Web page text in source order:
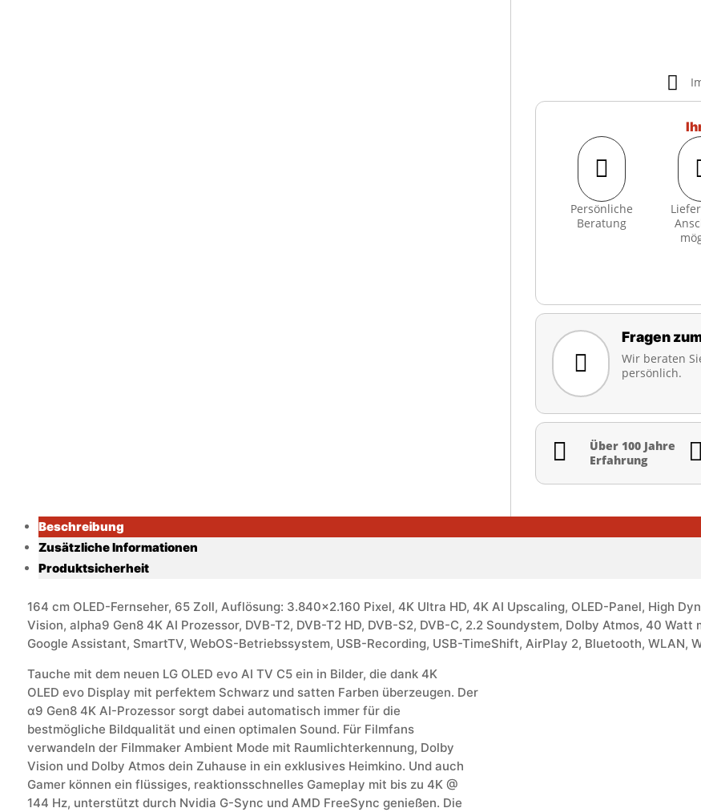


Persönliche
Beratung

Fragen
Wir beraten
persönlich.

Über 100 Jahre
Erfahrung

Beschreibung
Zusätzliche Informationen
Produktsicherheit
164 cm OLED-Fernseher, 65 Zoll, Auflösung: 3.840x2.160 Pixel, 4K Ultra HD, 4K AI Upscaling, OLED-Panel, High
Vision, alpha9 Gen8 4K AI Prozessor, DVB-T2, DVB-T2 HD, DVB-S2, DVB-C, 2.2 Soundystem, Dolby Atmos, 40
Google Assistant, SmartTV, WebOS-Betriebssystem, USB-Recording, USB-TimeShift, AirPlay 2, Bluetooth, WLAN,
Tauche mit dem neuen LG OLED evo AI TV C5 ein in Bilder, die dank 4K
OLED evo Display mit perfektem Schwarz und satten Farben überzeugen. Der
α9 Gen8 4K AI-Prozessor sorgt dabei automatisch immer für die
bestmögliche Bildqualität und einen optimalen Sound. Für Filmfans
verwandeln der Filmmaker Ambient Mode mit Raumlichterkennung, Dolby
Vision und Dolby Atmos dein Zuhause in ein exklusives Heimkino. Und auch
Gamer können ein flüssiges, reaktionsschnelles Gameplay mit bis zu 4K @
144 Hz, unterstützt durch Nvidia G-Sync und AMD FreeSync genießen. Die